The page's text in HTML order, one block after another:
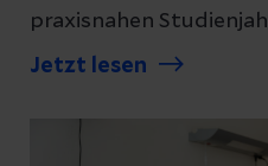
praxisnahen
Jahresende 2025 die
Medical School
Applied Sciences and
Jetzt lesen